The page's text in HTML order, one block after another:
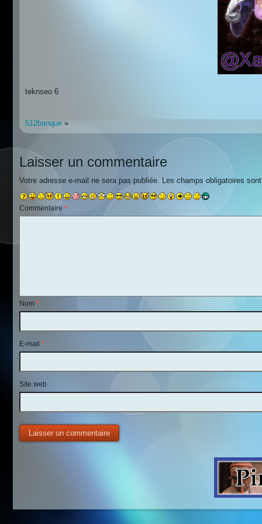
teknseo 6
512banque »
Laisser un commentaire
Votre adresse e-mail ne sera pas publiée. Les champs obligatoires
Commentaire *
Nom *
E-mail *
Site web